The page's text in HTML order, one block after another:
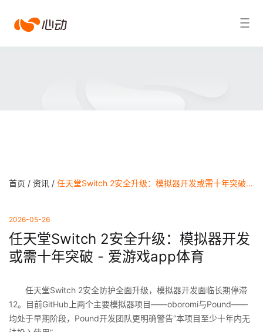
爱搜索结果
首页 / 资讯 / ‌任天堂Switch 2安全升级：模拟器开发或需十年突破‌ - 爱游戏app体育
2026-05-26
‌任天堂Switch 2安全升级：模拟器开发
或需十年突破‌ - 爱游戏app体育
任天堂Switch 2安全防护全面升级，模拟器开发面临长期停滞‌
12。目前GitHub上两个主要模拟器项目——oboromi与Pound——
均处于早期阶段，Pound开发团队更明确警告“本项目至少十年内无